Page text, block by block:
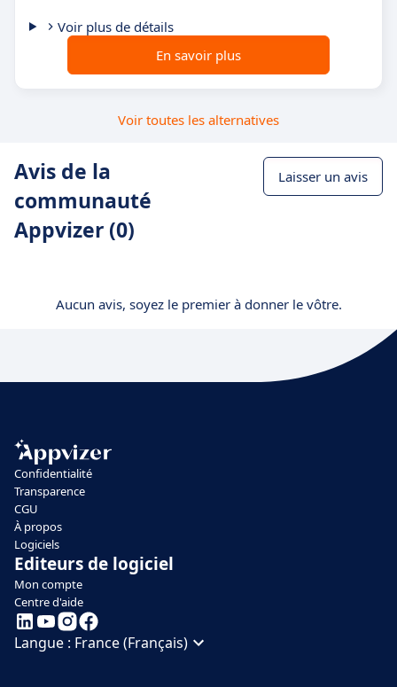
Voir plus de détails
En savoir plus
Voir toutes les alternatives
Avis de la
communauté
Appvizer (0)
Laisser un avis
Aucun avis, soyez le premier à donner le vôtre.
Confidentialité
Transparence
CGU
À propos
Logiciels
Editeurs de logiciel
Mon compte
Centre d'aide
Langue : France (Français)